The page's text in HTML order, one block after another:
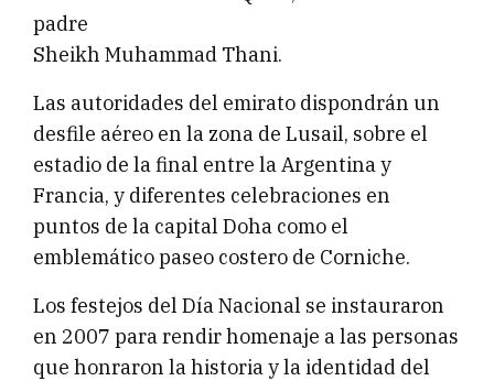
padre
Sheikh Muhammad Thani.
Las autoridades del emirato dispondrán un
desfile aéreo en la zona de Lusail, sobre el
estadio de la final entre la Argentina y
Francia, y diferentes celebraciones en
puntos de la capital Doha como el
emblemático paseo costero de Corniche.
Los festejos del Día Nacional se instauraron
en 2007 para rendir homenaje a las personas
que honraron la historia y la identidad del